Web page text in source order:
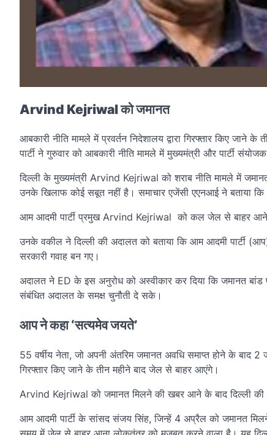
Arvind Kejriwal को जमानत
आबकारी नीति मामले में प्रवर्तन निदेशालय द्वारा गिरफ्तार किए
पार्टी ने गुरुवार को आबकारी नीति मामले में मुख्यमंत्री और पार्टी
दिल्ली के मुख्यमंत्री Arvind Kejriwal को शराब नीति मामले में
उनके खिलाफ कोई सबूत नहीं है। समाचार एजेंसी एएनआई ने बताया
आम आदमी पार्टी प्रमुख Arvind Kejriwal को कल जेल से बाहर
उनके वकील ने दिल्ली की अदालत को बताया कि आम आदमी पार्टी
सरकारी गवाह बन गए।
अदालत ने ED के इस अनुरोध को अस्वीकार कर दिया कि जमानत
संबंधित अदालत के समक्ष चुनौती दे सके।
आप ने कहा ‘सत्यमेव जयते’
55 वर्षीय नेता, जो अपनी अंतरिम जमानत अवधि समाप्त होने के बाद 2
गिरफ्तार किए जाने के तीन महीने बाद जेल से बाहर आएंगे।
Arvind Kejriwal को जमानत मिलने की खबर आने के बाद दिल्ली की
आम आदमी पार्टी के सांसद संजय सिंह, जिन्हें 4 अप्रैल को जमानत